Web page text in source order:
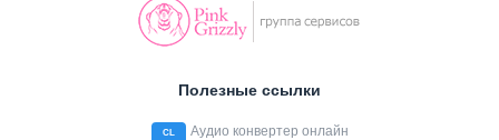
Полезные ссылки
CL Аудио конвертер онлайн